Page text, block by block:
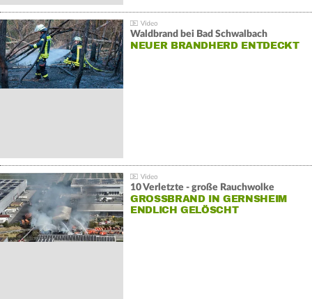
Waldbrand bei Bad Schwalbach
NEUER BRANDHERD ENTDECKT
10 Verletzte - große Rauchwolke
GROSSBRAND IN GERNSHEIM E
NDLICH GELÖSCHT